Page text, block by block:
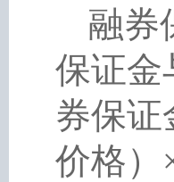
融券
保证金
券保证
价格）